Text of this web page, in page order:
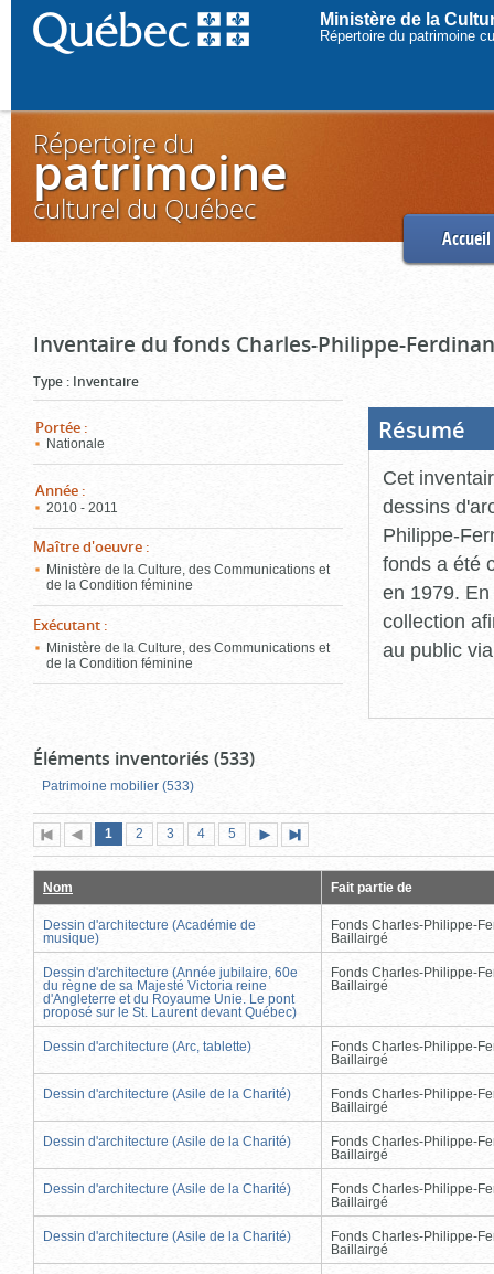
Ministère de la
Répertoire du patrimoine
Répertoire du
patrimoine
culturel du Québec
Accueil
Inventaire du fonds Charles-Philippe-
Type : Inventaire
Portée :
Nationale
Année :
2010 - 2011
Maître d'oeuvre :
Ministère de la Culture, des Communications et
de la Condition féminine
Exécutant :
Ministère de la Culture, des Communications et
de la Condition féminine
Résumé
Cet
dessins
Philippe-
fonds a été
en 1979.
collection
au public
Éléments inventoriés (533)
Patrimoine mobilier (533)
Première
page
Page
précédente
Page
1 (page
actuelle)
Page
2 Page
3 Page
4 Page
5
suivante
page
Nom Fait partie de
Dessin d'architecture (Académie de
musique)
Fonds Charles-Philippe-
Baillairgé
Dessin d'architecture (Année jubilaire, 60e
du règne de sa Majesté Victoria reine
d'Angleterre et du Royaume Unie. Le pont
proposé sur le St. Laurent devant Québec)
Fonds Charles-Philippe-
Baillairgé
Dessin d'architecture (Arc, tablette)
Fonds Charles-Philippe-
Baillairgé
Dessin d'architecture (Asile de la Charité)
Fonds Charles-Philippe-
Baillairgé
Dessin d'architecture (Asile de la Charité)
Fonds Charles-Philippe-
Baillairgé
Dessin d'architecture (Asile de la Charité)
Fonds Charles-Philippe-
Baillairgé
Dessin d'architecture (Asile de la Charité)
Fonds Charles-Philippe-
Baillairgé